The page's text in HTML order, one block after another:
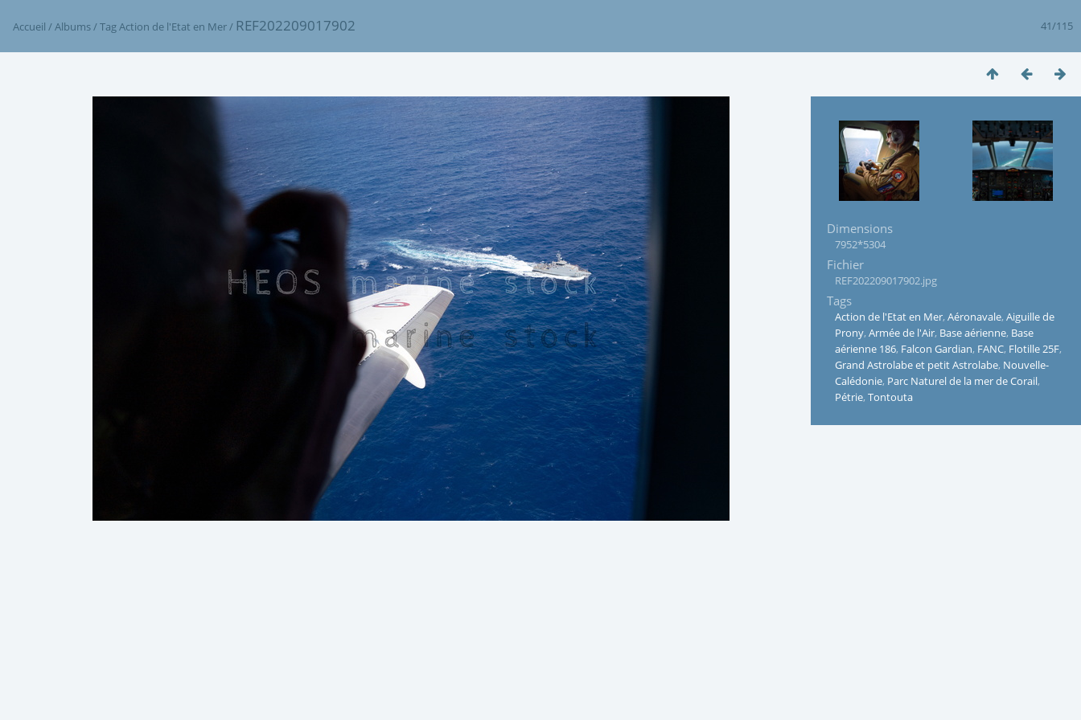
41/115
Accueil /Albums/TagAction de l'Etat en Mer/ REF202209017902
Dimensions
7952*5304
Fichier
REF202209017902.jpg
Tags
Action de l'Etat en Mer, Aéronavale, Aiguille de
Prony, Armée de l'Air, Base aérienne, Base
aérienne 186, Falcon Gardian, FANC, Flotille 25F,
Grand Astrolabe et petit Astrolabe, Nouvelle-
Calédonie, Parc Naturel de la mer de Corail,
Pétrie, Tontouta